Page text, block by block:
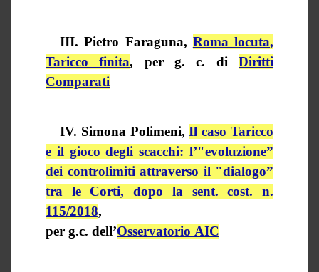
III. Pietro Faraguna, Roma locuta,
Taricco finita, per g. c. diDiritti
Comparati
IV. Simona Polimeni,Il casoTaricco
e il gioco degli scacchi: l’"evoluzione”
dei controlimiti attraverso il "dialogo”
tra le Corti, dopo la sent.cost. n.
115/2018,
per g.c. dell’Osservatorio AIC